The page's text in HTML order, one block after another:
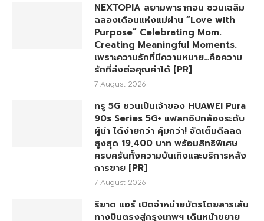
NEXTOPIA สยามพารากอน ชวนเฉลิม
ฉลองเดือนแห่งแม่ผ่าน “Love with
Purpose” Celebrating Mom.
Creating Meaningful Moments.
เพราะความรักที่มีความหมาย…คือความ
รักที่ส่งต่อคุณค่าได้ [PR]
7 August 2026
ทรู 5G ชวนเป็นเจ้าของ HUAWEI Pura
90s Series 5G+ แฟลกชิปกล้องระดับ
ผู้นำ ได้ง่ายกว่า คุ้มกว่า! จัดเต็มดีลลด
สูงสุด 19,400 บาท พร้อมสิทธิพิเศษ
ครบครันทั้งความบันเทิงและบริการหลัง
การขาย [PR]
7 August 2026
ริยาด แอร์ เปิดจำหน่ายบัตรโดยสารเส้น
ทางบินตรงสู่กรุงเทพฯ เดินหน้าขยาย